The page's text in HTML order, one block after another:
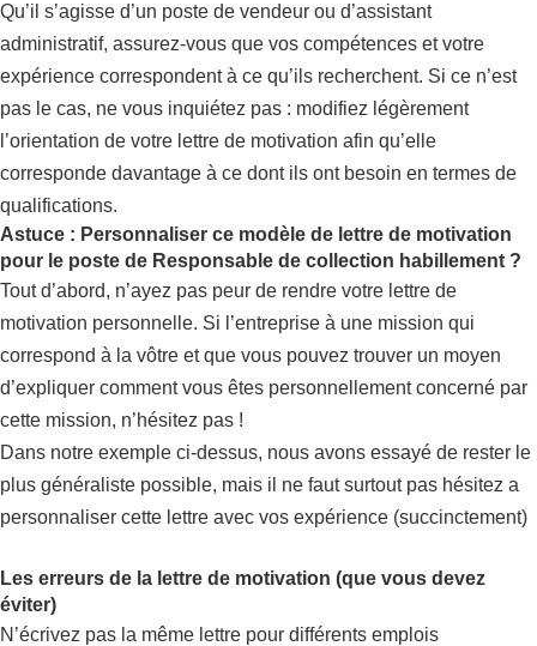
Qu’il s’agisse d’un poste de vendeur ou d’assistant
administratif, assurez-vous que vos compétences et votre
expérience correspondent à ce qu’ils recherchent. Si ce n’est
pas le cas, ne vous inquiétez pas : modifiez légèrement
l’orientation de votre lettre de motivation afin qu’elle
corresponde davantage à ce dont ils ont besoin en termes de
qualifications.
Astuce : Personnaliser ce modèle de lettre de motivation
pour le poste de Responsable de collection habillement ?
Tout d’abord, n’ayez pas peur de rendre votre lettre de
motivation personnelle. Si l’entreprise à une mission qui
correspond à la vôtre et que vous pouvez trouver un moyen
d’expliquer comment vous êtes personnellement concerné par
cette mission, n’hésitez pas !
Dans notre exemple ci-dessus, nous avons essayé de rester le
plus généraliste possible, mais il ne faut surtout pas hésitez a
personnaliser cette lettre avec vos expérience (succinctement)
Les erreurs de la lettre de motivation (que vous devez
éviter)
N’écrivez pas la même lettre pour différents emplois